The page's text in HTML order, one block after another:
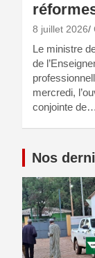
8 juillet 2026
Le ministre
de
mercredi,
conjointe de…
Nos